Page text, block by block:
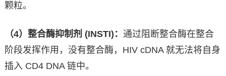
颗粒。
（4）整合酶抑制剂 (INSTI)： 通过阻断整合酶在整合
阶段发挥作用，没有整合酶，HIV cDNA 就无法将自身
插入 CD4 DNA 链中。